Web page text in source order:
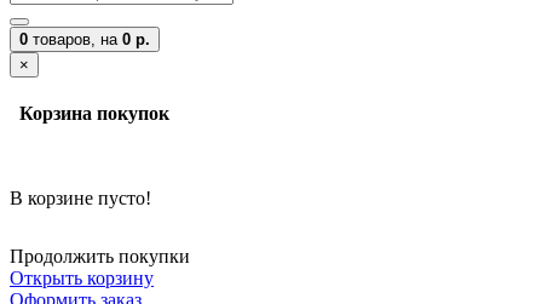
0 товаров, на 0 р.
×
Корзина покупок
В корзине пусто!
Продолжить покупки
Открыть корзину
Оформить заказ